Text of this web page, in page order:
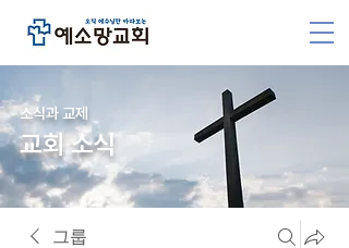
소식과 교제
교회 소식
그룹